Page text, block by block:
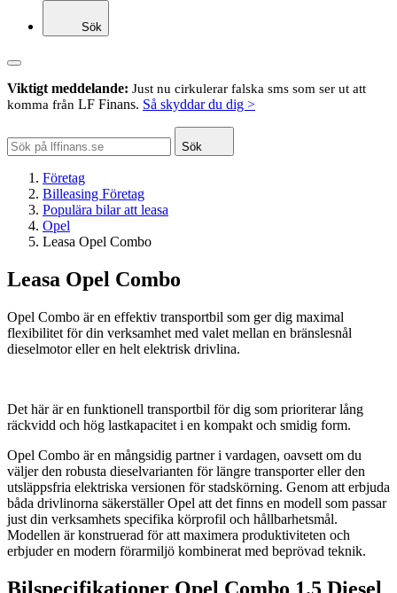
Sök
Viktigt meddelande: Just nu cirkulerar falska sms som ser ut att
komma från LF Finans. Så skyddar du dig >
Sök
Företag
Billeasing Företag
Populära bilar att leasa
Opel
Leasa Opel Combo
Leasa Opel Combo
Opel Combo är en effektiv transportbil som ger dig maximal
flexibilitet för din verksamhet med valet mellan en bränslesnål
dieselmotor eller en helt elektrisk drivlina.
Det här är en funktionell transportbil för dig som prioriterar lång
räckvidd och hög lastkapacitet i en kompakt och smidig form.
Opel Combo är en mångsidig partner i vardagen, oavsett om du
väljer den robusta dieselvarianten för längre transporter eller den
utsläppsfria elektriska versionen för stadskörning. Genom att erbjuda
båda drivlinorna säkerställer Opel att det finns en modell som passar
just din verksamhets specifika körprofil och hållbarhetsmål.
Modellen är konstruerad för att maximera produktiviteten och
erbjuder en modern förarmiljö kombinerat med beprövad teknik.
Bilspecifikationer Opel Combo 1.5 Diesel